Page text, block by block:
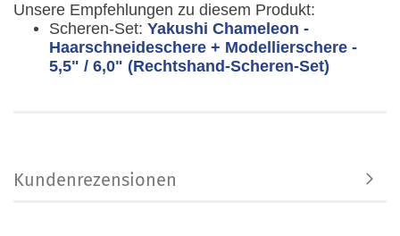
Unsere Empfehlungen zu diesem Produkt:
Scheren-Set: Yakushi Chameleon -
Haarschneideschere + Modellierschere -
5,5" / 6,0" (Rechtshand-Scheren-Set)
Kundenrezensionen